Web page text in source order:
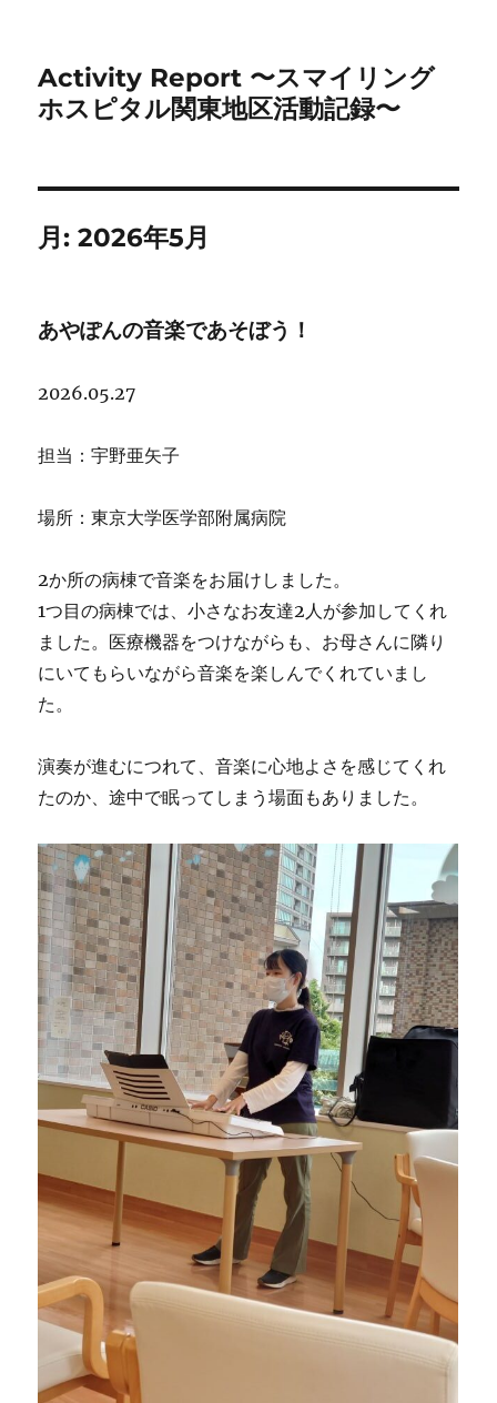
Activity Report 〜スマイリング
ホスピタル関東地区活動記録〜
月:2026年5月
あやぽんの音楽であそぼう！
2026.05.27
担当：宇野亜矢子
場所：東京大学医学部附属病院
2か所の病棟で音楽をお届けしました。
1つ目の病棟では、小さなお友達2人が参加してくれ
ました。医療機器をつけながらも、お母さんに隣り
にいてもらいながら音楽を楽しんでくれていまし
た。
演奏が進むにつれて、音楽に心地よさを感じてくれ
たのか、途中で眠ってしまう場面もありました。